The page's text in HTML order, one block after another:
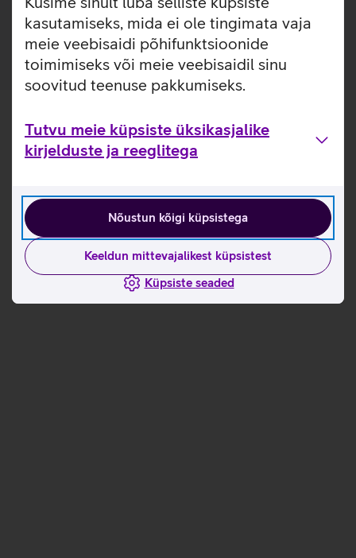
kasutamiseks, mida ei ole tingimata vaja
meie veebisaidi põhifunktsioonide
toimimiseks või meie veebisaidil sinu
soovitud teenuse pakkumiseks.
Tutvu meie küpsiste üksikasjalike
kirjelduste ja reeglitega
Nõustun kõigi küpsistega
Keeldun mittevajalikest küpsistest
Küpsiste seaded
ja kasutusviisidega tootja kodulehel